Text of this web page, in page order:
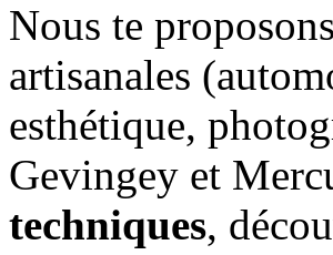
Nous te
artisanales
esthétique,
Gevingey et
techniques,